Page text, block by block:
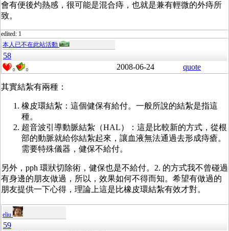
會有便後灼熱感，很可能是混合痔，也就是兼有輕微的外痔所
致。
edited: 1
本人已不在此站活動
58
0 0 2008-06-24 quote
其實結紮有兩種：
橡皮環結紮：這個健保有給付。一般所說的結紮是指這
種。
超音波引導動脈結紮（HAL）：這是比較新的方式，從根
部的動脈就給你結紮起來，讓血液無法通過去形成痔瘡。
需要特殊儀器，健保不給付。
另外，pph 環狀切除術，健保也是不給付。2. 的方式我不曾碰過
有身邊的朋友做過，所以，效果如何不得而知。希望有做過的
朋友提供一下心得，理論上這是比橡皮環結紮有效才對。
eliu
59